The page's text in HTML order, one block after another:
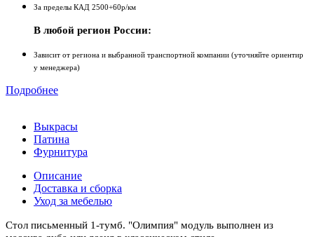
За пределы КАД 2500+60р/км
В любой регион России:
Зависит от региона и выбранной транспортной компании (уточняйте ориентир
у менеджера)
Подробнее
Выкрасы
Патина
Фурнитура
Описание
Доставка и сборка
Уход за мебелью
Стол письменный 1-тумб. "Олимпия" модуль выполнен из